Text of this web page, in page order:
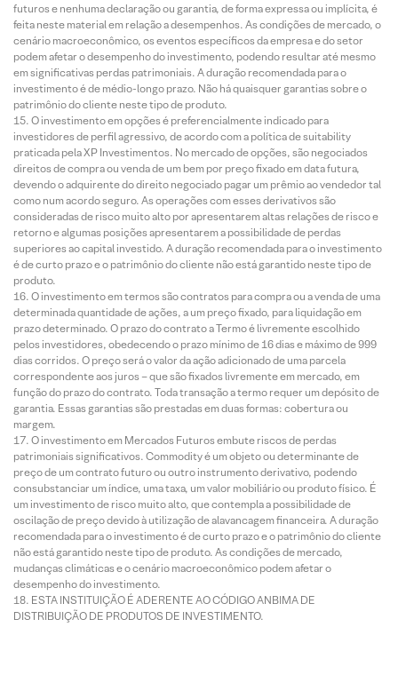
futuros e nenhuma declaração ou garantia, de forma expressa ou implícita, é
feita neste material em relação a desempenhos. As condições de mercado, o
cenário macroeconômico, os eventos específicos da empresa e do setor
podem afetar o desempenho do investimento, podendo resultar até mesmo
em significativas perdas patrimoniais. A duração recomendada para o
investimento é de médio-longo prazo. Não há quaisquer garantias sobre o
patrimônio do cliente neste tipo de produto.
O investimento em opções é preferencialmente indicado para
investidores de perfil agressivo, de acordo com a política de suitability
praticada pela XP Investimentos. No mercado de opções, são negociados
direitos de compra ou venda de um bem por preço fixado em data futura,
devendo o adquirente do direito negociado pagar um prêmio ao vendedor tal
como num acordo seguro. As operações com esses derivativos são
consideradas de risco muito alto por apresentarem altas relações de risco e
retorno e algumas posições apresentarem a possibilidade de perdas
superiores ao capital investido. A duração recomendada para o investimento
é de curto prazo e o patrimônio do cliente não está garantido neste tipo de
produto.
O investimento em termos são contratos para compra ou a venda de uma
determinada quantidade de ações, a um preço fixado, para liquidação em
prazo determinado. O prazo do contrato a Termo é livremente escolhido
pelos investidores, obedecendo o prazo mínimo de 16 dias e máximo de 999
dias corridos. O preço será o valor da ação adicionado de uma parcela
correspondente aos juros – que são fixados livremente em mercado, em
função do prazo do contrato. Toda transação a termo requer um depósito de
garantia. Essas garantias são prestadas em duas formas: cobertura ou
margem.
O investimento em Mercados Futuros embute riscos de perdas
patrimoniais significativos. Commodity é um objeto ou determinante de
preço de um contrato futuro ou outro instrumento derivativo, podendo
consubstanciar um índice, uma taxa, um valor mobiliário ou produto físico. É
um investimento de risco muito alto, que contempla a possibilidade de
oscilação de preço devido à utilização de alavancagem financeira. A duração
recomendada para o investimento é de curto prazo e o patrimônio do cliente
não está garantido neste tipo de produto. As condições de mercado,
mudanças climáticas e o cenário macroeconômico podem afetar o
desempenho do investimento.
ESTA INSTITUIÇÃO É ADERENTE AO CÓDIGO ANBIMA DE
DISTRIBUIÇÃO DE PRODUTOS DE INVESTIMENTO.